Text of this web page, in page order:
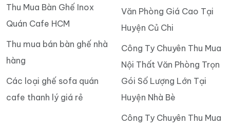
Thu Mua Bàn Ghế Inox
Quán Cafe HCM
Thu mua bán bàn ghế nhà
hàng
Các loại ghế sofa quán
cafe thanh lý giá rẻ
Văn Phòng Giá Cao Tại
Huyện Củ Chi
Công Ty Chuyên Thu Mua
Nội Thất Văn Phòng Trọn
Gói Số Lượng Lớn Tại
Huyện Nhà Bè
Công Ty Chuyên Thu Mua